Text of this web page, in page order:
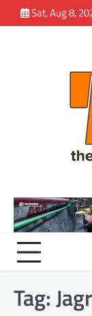
to
Sat, Aug 8,
Tag: